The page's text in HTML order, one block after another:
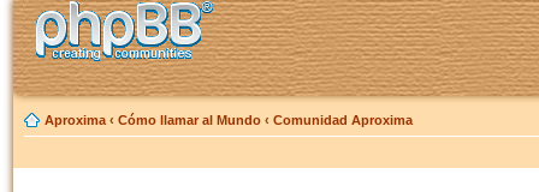
Aproxima ‹ Cómo llamar al Mundo ‹ Comunidad Aproxima